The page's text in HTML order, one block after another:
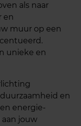
als naar
en
muur op een
unieke en
en
energie-
jouw